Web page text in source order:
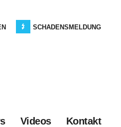
SCHADENSMELDUNG
Videos Kontakt